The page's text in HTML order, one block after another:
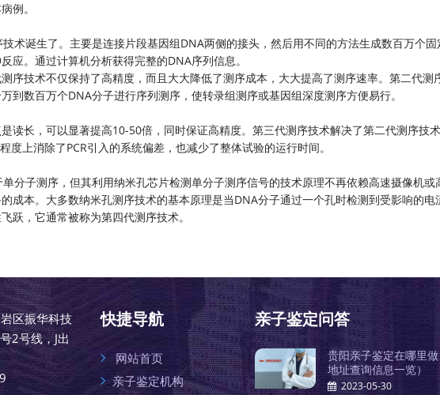
例。
术诞生了。主要是连接片段基因组DNA两侧的接头，然后用不同的方法生成数百万个固
应。通过计算机分析获得完整的DNA序列信息。
序技术不仅保持了高精度，而且大大降低了测序成本，大大提高了测序速率。第二代测
到数百万个DNA分子进行序列测序，使转录组测序或基因组深度测序方便易行。
读长，可以显著提高10-50倍，同时保证高精度。第三代测序技术解决了第二代测序技
度上消除了PCR引入的系统偏差，也减少了整体试验的运行时间。
分子测序，但其利用纳米孔芯片检测单分子测序信号的技术原理不再依赖高速摄像机或
成本。大多数纳米孔测序技术的基本原理是当DNA分子通过一个孔时检测到受影响的电
跃，它通常被称为第四代测序技术。
区振华科技
2号线，J出
快捷导航
网站首页
亲子鉴定机构
亲子鉴定问答
贵阳亲子鉴定在哪里
地址查询信息一览）
2023-05-30